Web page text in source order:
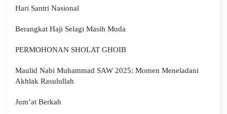
Hari Santri Nasional
Berangkat Haji Selagi Masih Muda
PERMOHONAN SHOLAT GHOIB
Maulid Nabi Muhammad SAW 2025: Momen Meneladani
Akhlak Rasulullah
Jum’at Berkah